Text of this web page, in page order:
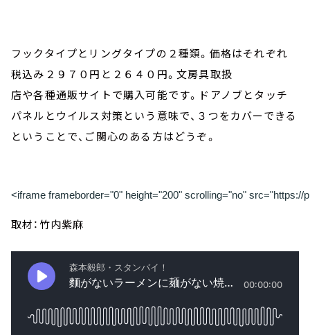
フックタイプとリングタイプの２種類。価格はそれぞれ
税込み２９７０円と２６４０円。文房具取扱
店や各種通販サイトで購入可能です。ドアノブとタッチ
パネルとウイルス対策という意味で、３つをカバーできる
ということで、ご関心のある方はどうぞ。
<iframe frameborder="0" height="200" scrolling="no"
取材：竹内紫麻